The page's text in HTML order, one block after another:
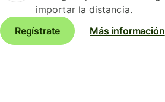
importar la distancia.
Regístrate
Más información